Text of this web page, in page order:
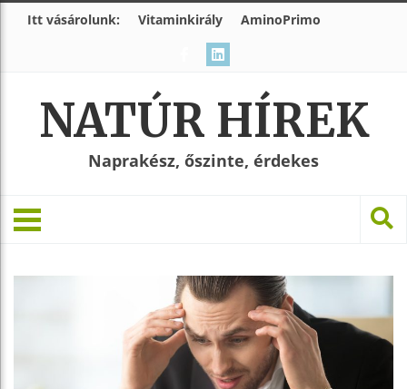
Itt vásárolunk: Vitaminkirály AminoPrimo
NATÚR HÍREK
Naprakész, őszinte, érdekes